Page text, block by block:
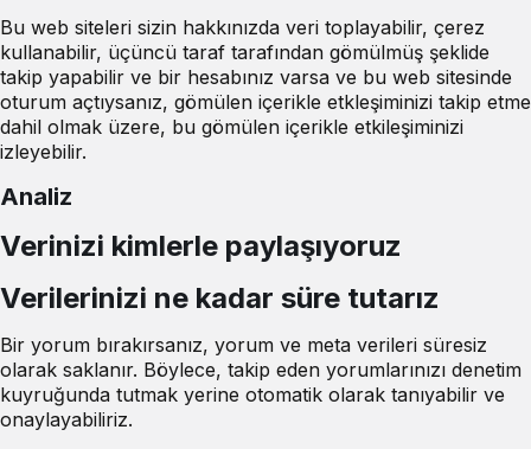
Bu web siteleri sizin hakkınızda veri toplayabilir, çerez
kullanabilir, üçüncü taraf tarafından gömülmüş şeklide
takip yapabilir ve bir hesabınız varsa ve bu web sitesinde
oturum açtıysanız, gömülen içerikle etkleşiminizi takip etme
dahil olmak üzere, bu gömülen içerikle etkileşiminizi
izleyebilir.
Analiz
Verinizi kimlerle paylaşıyoruz
Verilerinizi ne kadar süre tutarız
Bir yorum bırakırsanız, yorum ve meta verileri süresiz
olarak saklanır. Böylece, takip eden yorumlarınızı denetim
kuyruğunda tutmak yerine otomatik olarak tanıyabilir ve
onaylayabiliriz.